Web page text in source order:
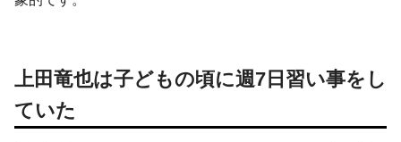
上田竜也は子どもの頃に週7日習い事をし
ていた